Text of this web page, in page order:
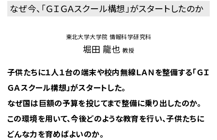
なぜ今、「ＧＩＧＡスクール構想」がスタートしたのか
東北大学大学院 情報科学研究科
堀田 龍也 教授
子供たちに１人１台の端末や校内無線ＬＡＮを整備する「ＧＩ
ＧＡスクール構想」がスタートした。
なぜ国は巨額の予算を投じてまで整備に乗り出したのか。
この環境を用いて、今後どのような教育を行い、子供たちに
どんな力を育めばよいのか。